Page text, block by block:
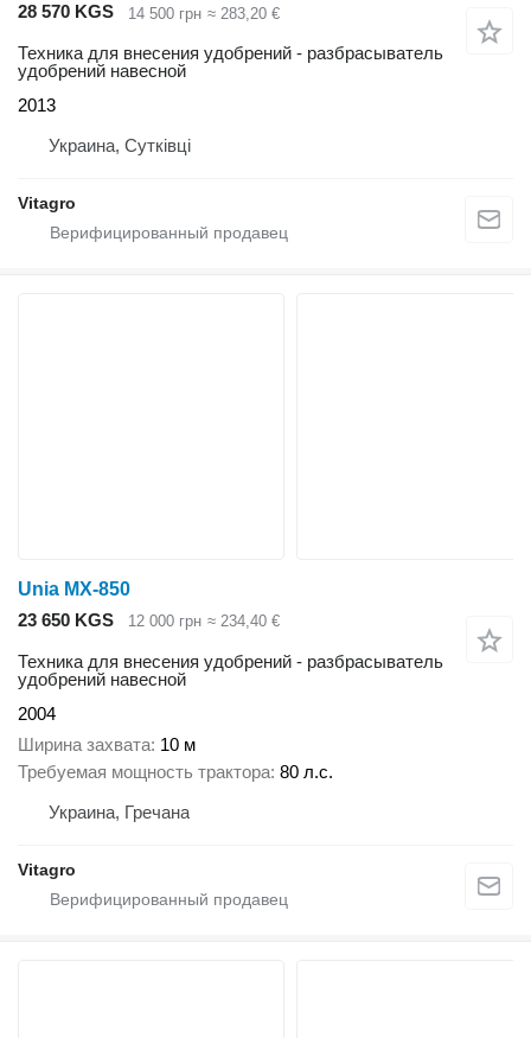
28 570 KGS
14 500 грн ≈ 283,20 €
Техника для внесения удобрений - разбрасыватель
удобрений навесной
2013
Украина, Сутківці
Vitagro
Unia MX-850
23 650 KGS
12 000 грн ≈ 234,40 €
Техника для внесения удобрений - разбрасыватель
удобрений навесной
2004
Ширина захвата 10 м
Требуемая мощность трактора 80 л.с.
Украина, Гречана
Vitagro